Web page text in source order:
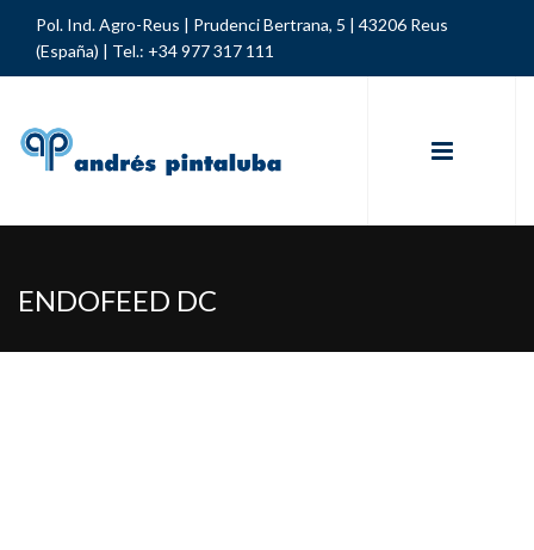
Pol. Ind. Agro-Reus | Prudenci Bertrana, 5 | 43206 Reus
(España) | Tel.: +34 977 317 111
ENDOFEED DC